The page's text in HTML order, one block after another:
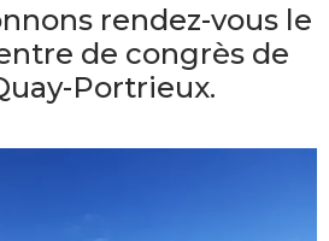
rendez-vous le
de congrès de
Portrieux.